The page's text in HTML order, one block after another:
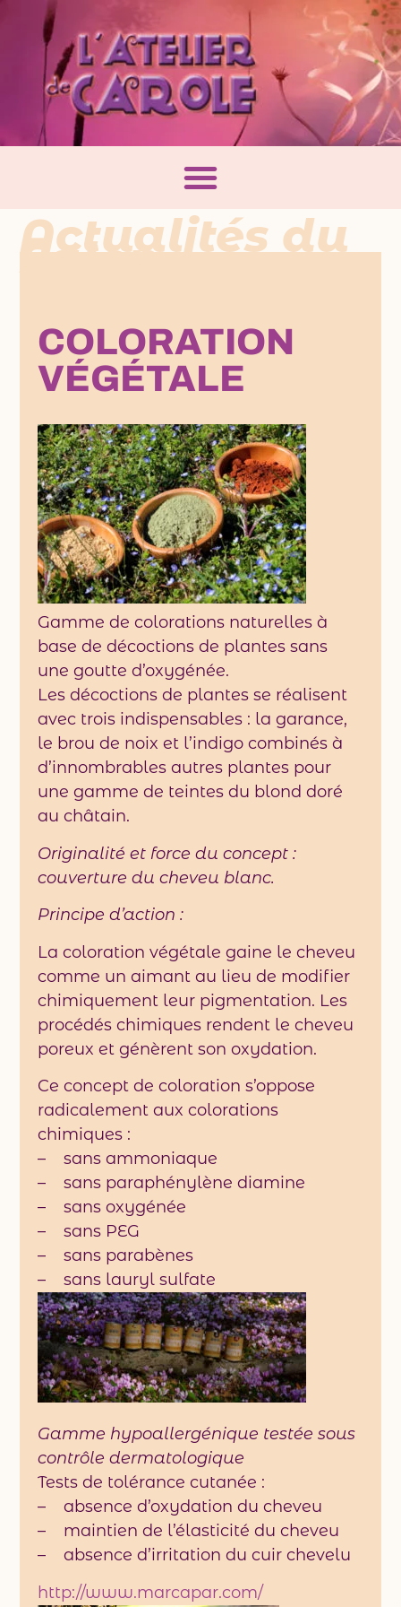
COLORATION
VÉGÉTALE
Actualités du
Salon
Gamme de colorations naturelles à
base de décoctions de plantes sans
une goutte d’oxygénée.
Les décoctions de plantes se réalisent
avec trois indispensables : la garance,
le brou de noix et l’indigo combinés à
d’innombrables autres plantes pour
une gamme de teintes du blond doré
au châtain.
Originalité et force du concept :
couverture du cheveu blanc.
Principe d’action :
La coloration végétale gaine le cheveu
comme un aimant au lieu de modifier
chimiquement leur pigmentation. Les
procédés chimiques rendent le cheveu
poreux et génèrent son oxydation.
Ce concept de coloration s’oppose
radicalement aux colorations
chimiques :
– sans ammoniaque
– sans paraphénylène diamine
– sans oxygénée
– sans PEG
– sans parabènes
– sans lauryl sulfate
Gamme hypoallergénique testée sous
contrôle dermatologique
Tests de tolérance cutanée :
– absence d’oxydation du cheveu
– maintien de l’élasticité du cheveu
– absence d’irritation du cuir chevelu
http://www.marcapar.com/